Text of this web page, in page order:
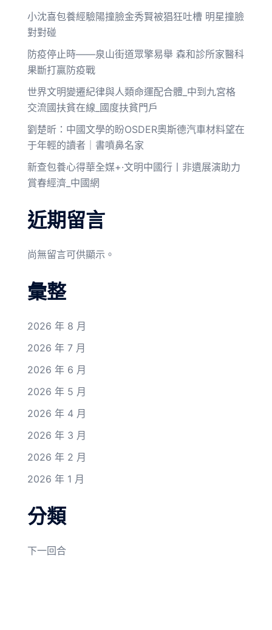
小沈喜包養經驗陽撞臉金秀賢被猖狂吐槽 明星撞臉
對對碰
防疫停止時——泉山街道眾擎易舉 森和診所家醫科
果斷打贏防疫戰
世界文明變遷紀律與人類命運配合體_中到九宮格
交流國扶貧在線_國度扶貧門戶
劉楚昕：中國文學的盼OSDER奧斯德汽車材料望在
于年輕的讀者｜書噴鼻名家
新查包養心得華全媒+·文明中國行丨非遺展演助力
賞春經濟_中國網
近期留言
尚無留言可供顯示。
彙整
2026 年 8 月
2026 年 7 月
2026 年 6 月
2026 年 5 月
2026 年 4 月
2026 年 3 月
2026 年 2 月
2026 年 1 月
分類
下一回合